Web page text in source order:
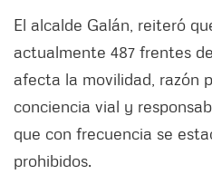
El alcalde Galán, reiteró
actualmente 487 frentes
afecta la movilidad, razón
conciencia vial y
que con frecuencia se
prohibidos.